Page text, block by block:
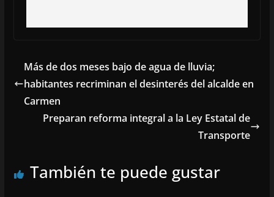
Más de dos meses bajo de agua de lluvia;
habitantes recriminan el desinterés del alcalde en
Carmen
Preparan reforma integral a la Ley Estatal de
Transporte
También te puede gustar